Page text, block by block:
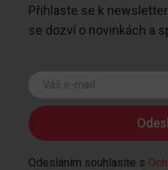
Přihlaste se k
se dozví o novinkách a
Odesláním souhlasíte s